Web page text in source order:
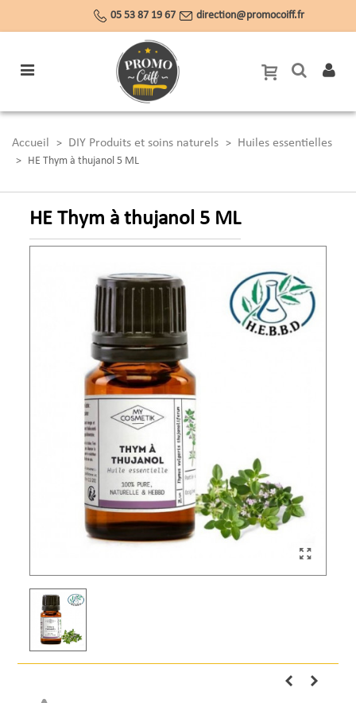
05 53 87 19 67 direction@promocoiff.fr
Accueil > DIY Produits et soins naturels > Huiles essentielles
> HE Thym à thujanol 5 ML
HE Thym à thujanol 5 ML